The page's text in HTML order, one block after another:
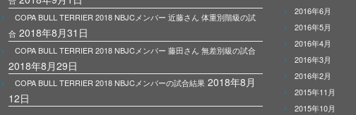
COPA BULL TERRIER 2018 NBJCメンバー 近藤さん 体重別階級の試
合 2018年8月31日
COPA BULL TERRIER 2018 NBJCメンバー 藤田さん 無差別級の試合
2018年8月29日
COPA BULL TERRIER 2018 NBJCメンバーの試合結果 2018年8月
12日
2016年6月
2016年5月
2016年4月
2016年3月
2016年2月
2015年11月
2015年10月